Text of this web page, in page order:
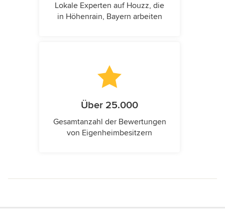
Lokale Experten auf Houzz, die
in Höhenrain, Bayern arbeiten
Über 25.000
Gesamtanzahl der Bewertungen
von Eigenheimbesitzern